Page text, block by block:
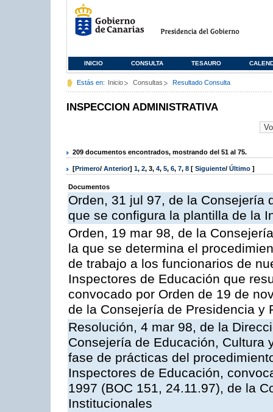
INICIO CONSULTA TESAURO
Estás en: Inicio Consultas Resultado Consulta
INSPECCION ADMINISTRATIVA
209 documentos encontrados, mostrando del 51 al 75.
[Primero/ Anterior] 1, 2, 3, 4, 5, 6, 7, 8 [ Siguiente/ Último ]
Documentos
Orden, 31 jul 97, de la Consejería
que se configura la plantilla de la
Orden, 19 mar 98, de la
la que se determina el
de trabajo a los funcionarios de
Inspectores de Educación que
convocado por Orden de 19 de
de la Consejería de Presidencia y
Resolución, 4 mar 98, de la
Consejería de Educación, Cultura
fase de prácticas del
Inspectores de Educación,
1997 (BOC 151, 24.11.97), de la
Institucionales